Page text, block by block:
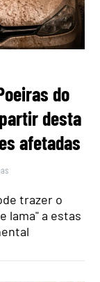
do
desta
afetadas
trazer o
lama" a estas